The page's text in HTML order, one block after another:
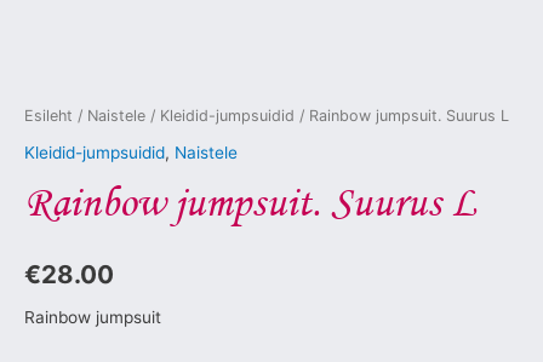
Esileht / Naistele / Kleidid-jumpsuidid / Rainbow jumpsuit. Suurus L
Kleidid-jumpsuidid, Naistele
Rainbow jumpsuit. Suurus L
€28.00
Rainbow jumpsuit